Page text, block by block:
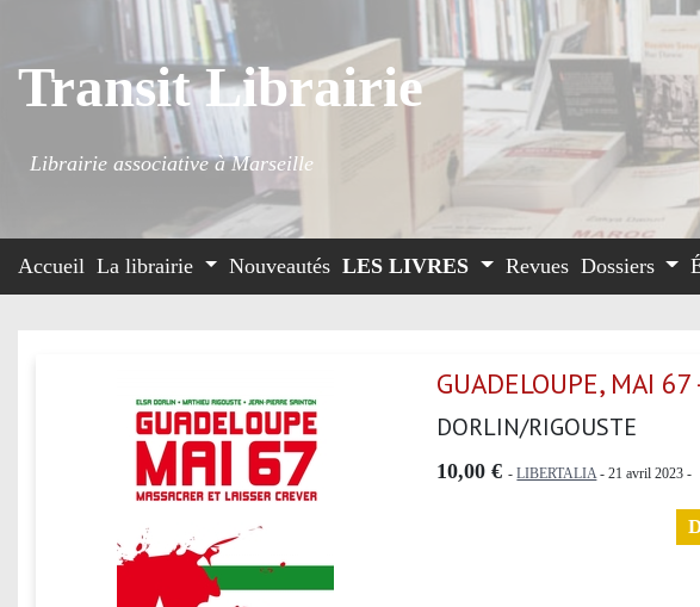
Transit Librairie
Librairie associative à Marseille
Accueil La librairie Nouveautés LES LIVRES Revues Dossiers
GUADELOUPE, MAI 67
DORLIN/RIGOUSTE
10,00 € -LIBERTALIA- 21 avril 2023 -